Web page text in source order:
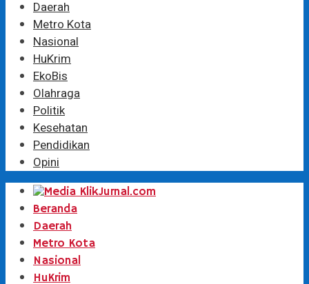
Daerah
Metro Kota
Nasional
HuKrim
EkoBis
Olahraga
Politik
Kesehatan
Pendidikan
Opini
Beranda
Daerah
Metro Kota
Nasional
HuKrim